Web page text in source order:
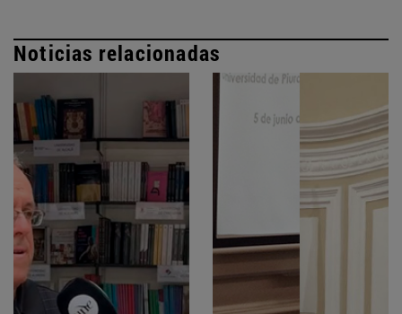
Noticias relacionadas